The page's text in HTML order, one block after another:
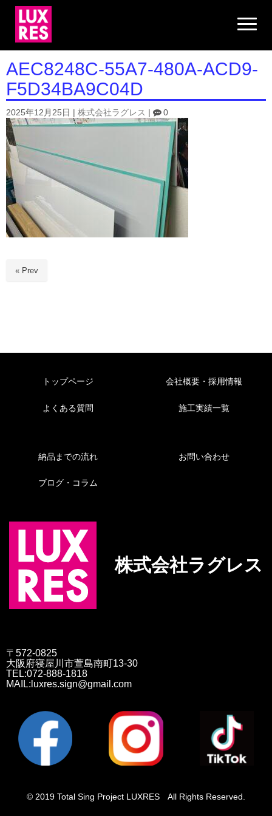
N
a
i
g
a
o
AEC8248C-55A7-480A-ACD9-
F5D34BA9C04D
2025年12月25日 株式会社ラグレス 0
« Prev
トップページ
よくある質問
会社概要・採用情報
施工実績一覧
納品までの流れ
ブログ・コラム
お問い合わせ
株式会社ラグレス
〒572-0825
大阪府寝屋川市萱島南町13-30
TEL:072-888-1818
MAIL:luxres.sign@gmail.com
© 2019 Total Sing Project LUXRES All Rights Reserved.